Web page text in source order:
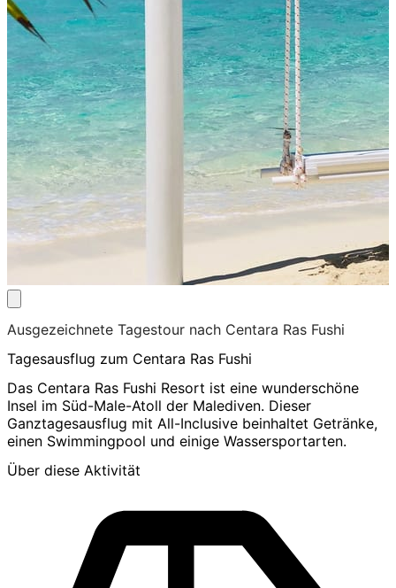
Ausgezeichnete Tagestour nach Centara Ras Fushi
Tagesausflug zum Centara Ras Fushi
Das Centara Ras Fushi Resort ist eine wunderschöne
Insel im Süd-Male-Atoll der Malediven. Dieser
Ganztagesausflug mit All-Inclusive beinhaltet Getränke,
einen Swimmingpool und einige Wassersportarten.
Über diese Aktivität